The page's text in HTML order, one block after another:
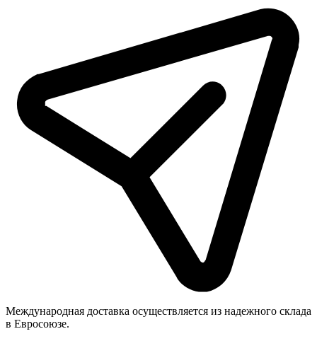
Международная доставка осуществляется из надежного склада
в Евросоюзе.